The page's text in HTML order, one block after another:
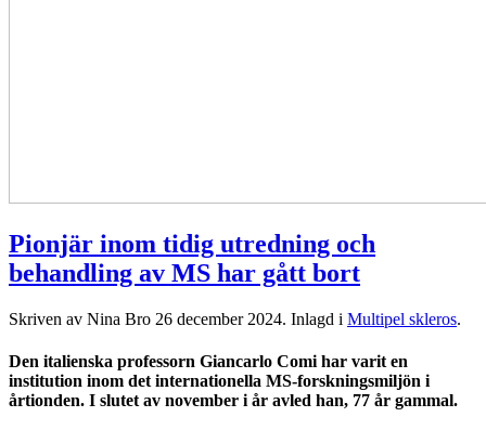
Pionjär inom tidig utredning och
behandling av MS har gått bort
Skriven av Nina Bro 26 december 2024. Inlagd i Multipel skleros.
Den italienska professorn Giancarlo Comi har varit en
institution inom det internationella MS-forskningsmiljön i
årtionden. I slutet av november i år avled han, 77 år gammal.